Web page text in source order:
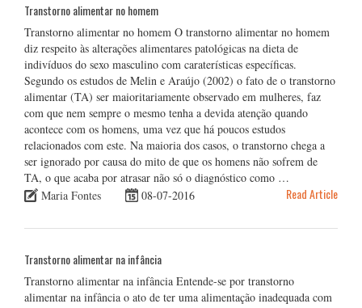
Transtorno alimentar no homem
Transtorno alimentar no homem O transtorno alimentar no homem
diz respeito às alterações alimentares patológicas na dieta de
indivíduos do sexo masculino com caraterísticas específicas.
Segundo os estudos de Melin e Araújo (2002) o fato de o transtorno
alimentar (TA) ser maioritariamente observado em mulheres, faz
com que nem sempre o mesmo tenha a devida atenção quando
acontece com os homens, uma vez que há poucos estudos
relacionados com este. Na maioria dos casos, o transtorno chega a
ser ignorado por causa do mito de que os homens não sofrem de
TA, o que acaba por atrasar não só o diagnóstico como …
Maria Fontes
08-07-2016 Read Article
Transtorno alimentar na infância
Transtorno alimentar na infância Entende-se por transtorno
alimentar na infância o ato de ter uma alimentação inadequada com